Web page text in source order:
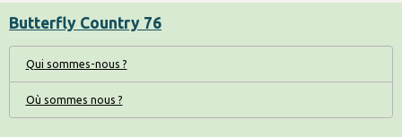
Butterfly Country 76
Qui sommes-nous ?
Où sommes nous ?